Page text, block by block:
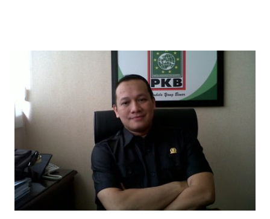
Mujib menambahkan, akhirnya terpaksa ortu nya pinjam
uang tetangga 500 ribu, agar anaknya bisa ikut ujian.
"Kasihan dia sudah tidak punya ayah, ibunya saudara saya,
kerja sebagai pembantu rumah tangga. Tolong dibantu mas,
agar uang bisa kembali,"ungkapnya. Perihal adanya
penarikan uang iuran untuk pembangunan gedung sekolah,
dibenarkan oleh Atika Fadhilah siswa kelas XI saat
diwawancarai. "Benar, bilangnya wajib Rp 1,5 juta dan waktu
terakh...